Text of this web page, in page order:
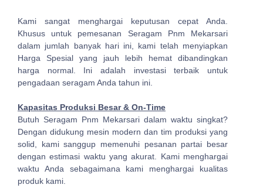
Kami sangat menghargai keputusan cepat Anda.
Khusus untuk pemesanan Seragam Pnm Mekarsari
dalam jumlah banyak hari ini, kami telah menyiapkan
Harga Spesial yang jauh lebih hemat dibandingkan
harga normal. Ini adalah investasi terbaik untuk
pengadaan seragam Anda tahun ini.
Kapasitas Produksi Besar & On-Time
Butuh Seragam Pnm Mekarsari dalam waktu singkat?
Dengan didukung mesin modern dan tim produksi yang
solid, kami sanggup memenuhi pesanan partai besar
dengan estimasi waktu yang akurat. Kami menghargai
waktu Anda sebagaimana kami menghargai kualitas
produk kami.